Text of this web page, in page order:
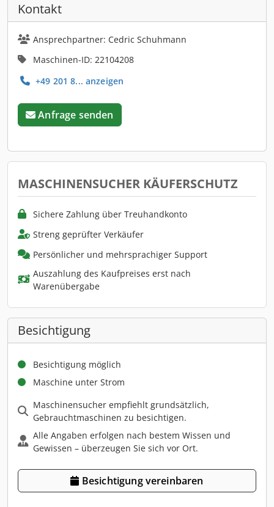
Kontakt
Ansprechpartner: Cedric Schuhmann
Maschinen-ID: 22104208
+49 201 8... anzeigen
Anfrage senden
MASCHINENSUCHER KÄUFERSCHUTZ
Sichere Zahlung über Treuhandkonto
Streng geprüfter Verkäufer
Persönlicher und mehrsprachiger Support
Auszahlung des Kaufpreises erst nach
Warenübergabe
Besichtigung
Besichtigung möglich
Maschine unter Strom
Maschinensucher empfiehlt grundsätzlich,
Gebrauchtmaschinen zu besichtigen.
Alle Angaben erfolgen nach bestem Wissen und
Gewissen – überzeugen Sie sich vor Ort.
Besichtigung vereinbaren